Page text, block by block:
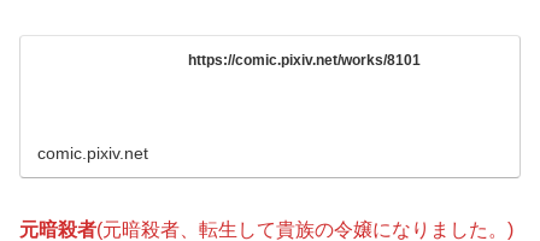
https://comic.pixiv.net/works/8101
comic.pixiv.net
元暗殺者(元暗殺者、転生して貴族の令嬢になりました。)